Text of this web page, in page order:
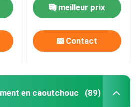
Polyimide de la minute
99% de pureté
meilleur prix
Contact
en caoutchouc (89)